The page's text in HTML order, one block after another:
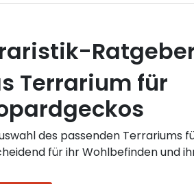
Terrarium für
des passenden Terrariums
für ihr Wohlbefinden und